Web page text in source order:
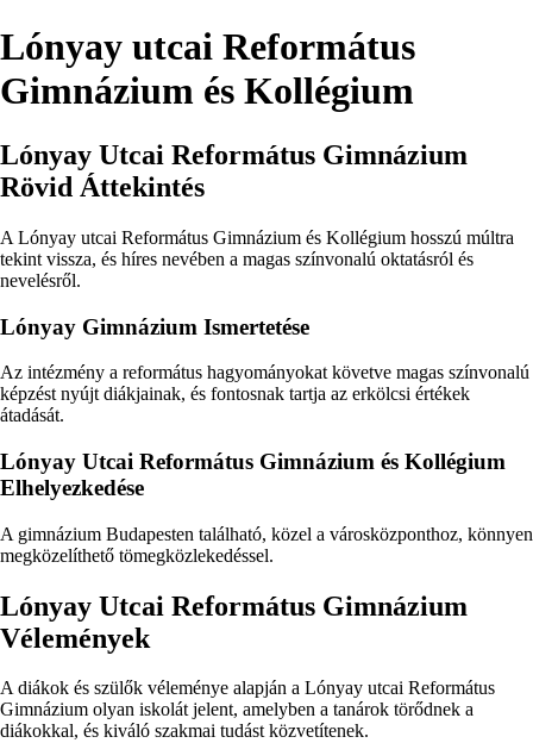
Lónyay utcai Református
Gimnázium és Kollégium
Lónyay Utcai Református Gimnázium
Rövid Áttekintés
A Lónyay utcai Református Gimnázium és Kollégium hosszú múltra
tekint vissza, és híres nevében a magas színvonalú oktatásról és
nevelésről.
Lónyay Gimnázium Ismertetése
Az intézmény a református hagyományokat követve magas színvonalú
képzést nyújt diákjainak, és fontosnak tartja az erkölcsi értékek
átadását.
Lónyay Utcai Református Gimnázium és Kollégium
Elhelyezkedése
A gimnázium Budapesten található, közel a városközponthoz, könnyen
megközelíthető tömegközlekedéssel.
Lónyay Utcai Református Gimnázium
Vélemények
A diákok és szülők véleménye alapján a Lónyay utcai Református
Gimnázium olyan iskolát jelent, amelyben a tanárok törődnek a
diákokkal, és kiváló szakmai tudást közvetítenek.